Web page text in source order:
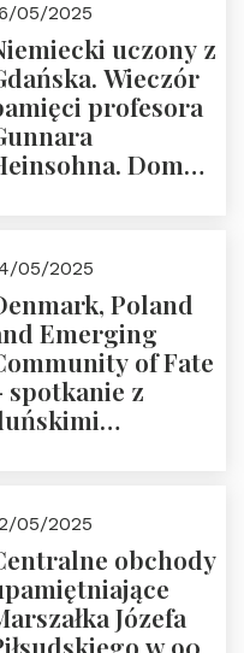
Trójmorza 23
2025 r. godz.
05/2025
uczony z
Wieczór
profesora
Dom
05/2025
Poland
Emerging
of Fate
spotkanie z
05/2025
obchody
Józefa
w 90.